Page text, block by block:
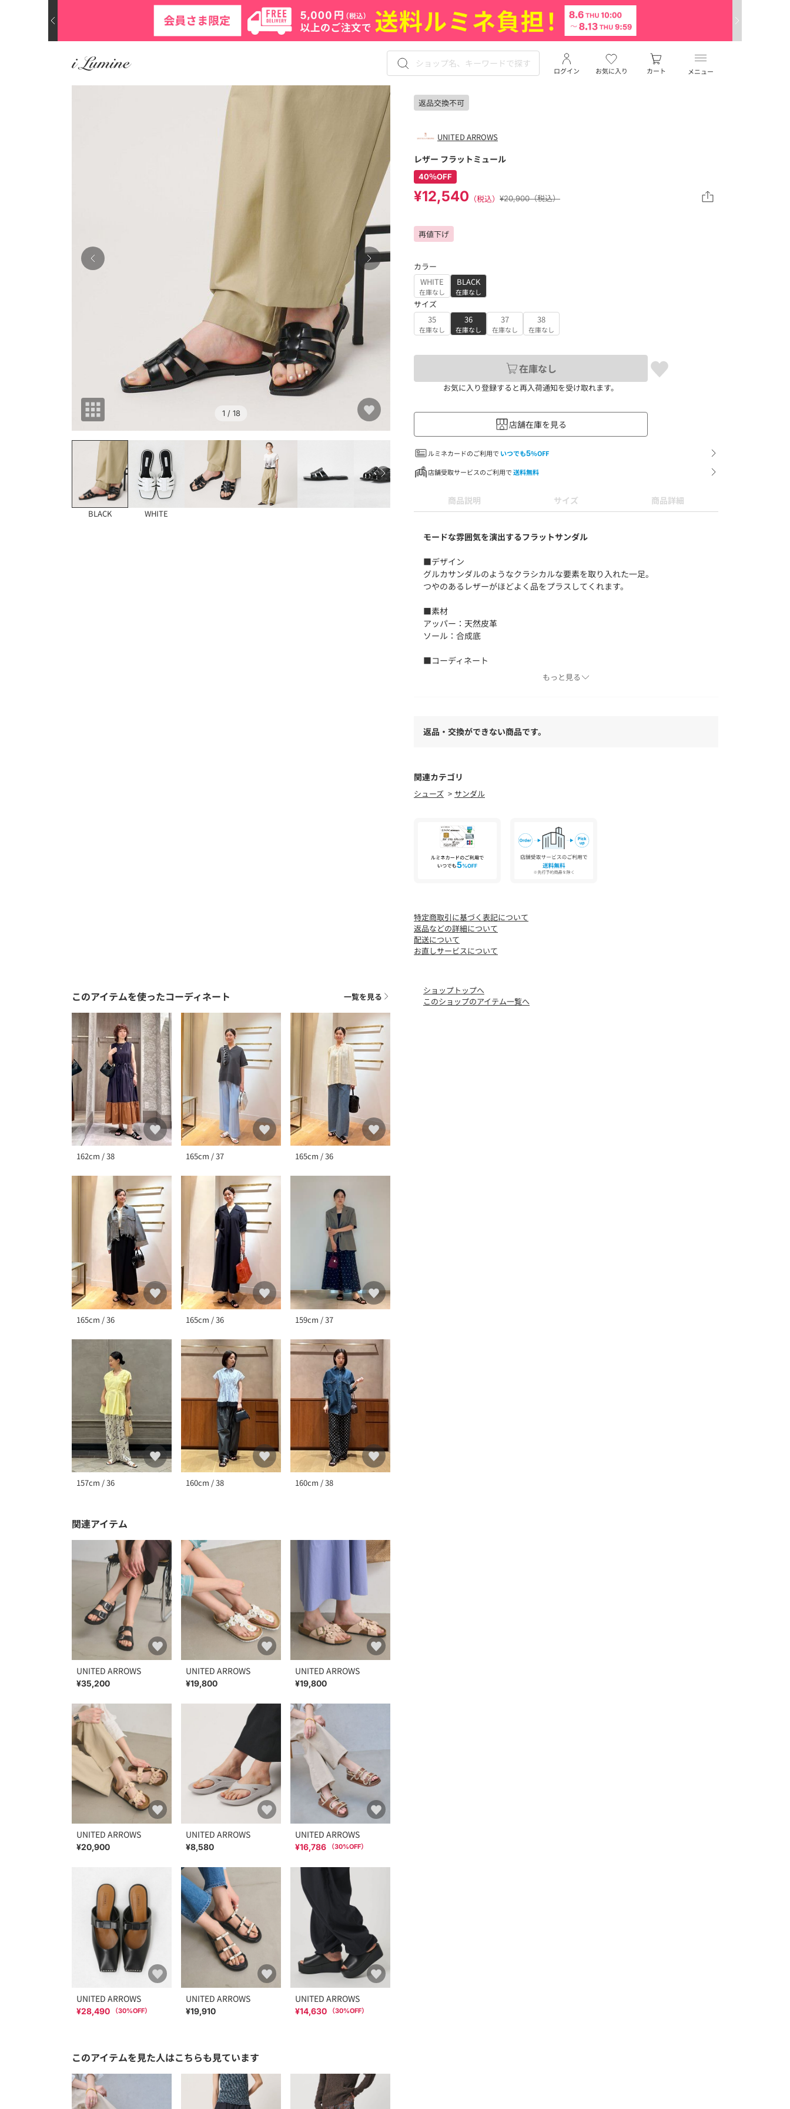
メニュー
お気に入り
ログイン カート
返品交換不可
1 / 18
BLACK WHITE
UNITED ARROWS
レザー フラットミュール
40％OFF
¥12,540 （税込） ¥20,900（税込）
再値下げ
カラー
WHITE
在庫なし
BLACK
在庫なし
サイズ
35
在庫なし
36
在庫なし
37
在庫なし
38
在庫なし
在庫なし
お気に入り登録すると再入荷通知を受け取れます。
店舗在庫を見る
ルミネカードのご利用で いつでも5%OFF
店舗受取サービスのご利用で送料無料
商品説明 サイズ 商品詳細
モードな雰囲気を演出するフラットサンダル
■デザイン
グルカサンダルのようなクラシカルな要素を取り入れた一足。
つやのあるレザーがほどよく品をプラスしてくれます。
■素材
アッパー：天然皮革
ソール：合成底
■コーディネート
ワイドパンツともバランスよく馴染むフラットデザイン。
用前に必ずご確認ください。
※商品の色味の目安は、商品単体の画像をご参照ください。
※シューズの重量は、シューズ本体のみ両足の重量となります。箱や付属品
します。あらかじめご了承ください。
店舗へお問い合わせの際は、全国のUNITED ARROWS各店舗まで下記の品名/
品番をお申し付けください。
もっと見る
返品・交換ができない商品です。
関連カテゴリ
シューズ サンダル
特定商取引に基づく表記について
返品などの詳細について
配送について
お直しサービスについて
このアイテムを使ったコーディネート 一覧を見る
162cm / 38 165cm / 37 165cm / 36
165cm / 36 165cm / 36 159cm / 37
157cm / 36 160cm / 38 160cm / 38
関連アイテム
UNITED ARROWS
¥35,200
UNITED ARROWS
¥19,800
UNITED ARROWS
¥19,800
UNITED ARROWS
¥20,900
UNITED ARROWS
¥8,580
UNITED ARROWS
¥16,786 （30%OFF）
UNITED ARROWS
¥28,490 （30%OFF）
UNITED ARROWS
¥19,910
UNITED ARROWS
¥14,630 （30%OFF）
ショップトップへ
このショップのアイテム一覧へ